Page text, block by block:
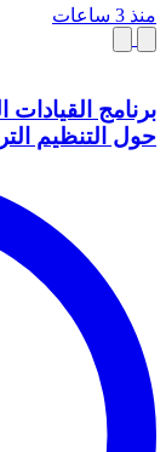
منذ 3 ساعات
برنامج القيادات
حول التنظيم